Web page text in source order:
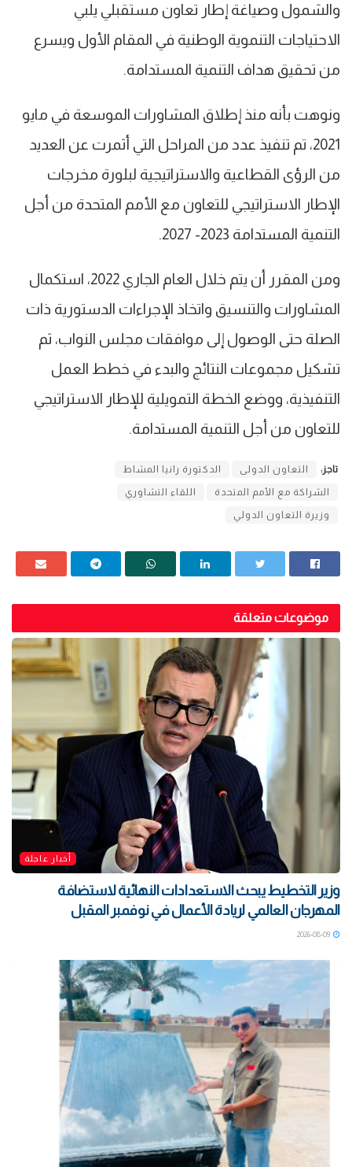
والشمول وصياغة إطار تعاون مستقبلي يلبي
الاحتياجات التنموية الوطنية في المقام الأول ويسرع
من تحقيق هداف التنمية المستدامة.
ونوهت بأنه منذ إطلاق المشاورات الموسعة في مايو
2021، تم تنفيذ عدد من المراحل التي أثمرت عن العديد
من الرؤى القطاعية والاستراتيجية لبلورة مخرجات
الإطار الاستراتيجي للتعاون مع الأمم المتحدة من أجل
التنمية المستدامة 2023- 2027.
ومن المقرر أن يتم خلال العام الجاري 2022، استكمال
المشاورات والتنسيق واتخاذ الإجراءات الدستورية ذات
الصلة حتى الوصول إلى موافقات مجلس النواب، ثم
تشكيل مجموعات النتائج والبدء في خطط العمل
التنفيذية، ووضع الخطة التمويلية للإطار الاستراتيجي
للتعاون من أجل التنمية المستدامة.
تاجز: التعاون الدولى الدكتورة رانيا المشاط
الشراكة مع الأمم المتحدة اللقاء التشاوري
وزيرة التعاون الدولي
موضوعات متعلقة
أخبار عاجلة
وزير التخطيط يبحث الاستعدادات النهائية لاستضافة
المهرجان العالمي لريادة الأعمال في نوفمبر المقبل